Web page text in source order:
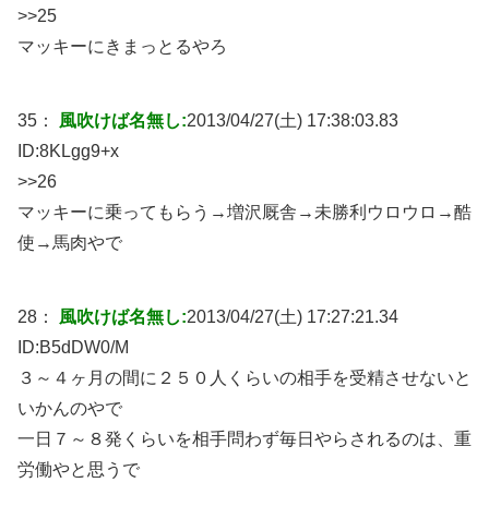
>>25
マッキーにきまっとるやろ
35： 風吹けば名無し:2013/04/27(土) 17:38:03.83
ID:8KLgg9+x
>>26
マッキーに乗ってもらう→増沢厩舎→未勝利ウロウロ→酷
使→馬肉やで
28： 風吹けば名無し:2013/04/27(土) 17:27:21.34
ID:B5dDW0/M
３～４ヶ月の間に２５０人くらいの相手を受精させないと
いかんのやで
一日７～８発くらいを相手問わず毎日やらされるのは、重
労働やと思うで